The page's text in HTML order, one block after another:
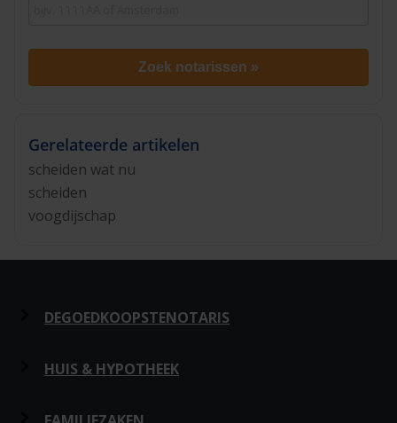
Zoek notarissen »
Gerelateerde artikelen
scheiden wat nu
scheiden
voogdijschap
DEGOEDKOOPSTENOTARIS
Over ons
Privacy
HUIS & HYPOTHEEK